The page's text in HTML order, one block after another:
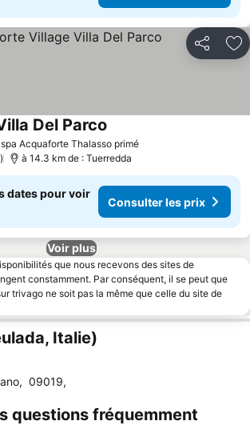
Partager
Acquaforte Thalasso primé
Del Parco
à 14.3 km de : Tuerredda
dates pour voir
Consulter les prix
Voir plus
que nous recevons des sites de
constamment. Par conséquent, il se peut que
trivago ne soit pas la même que celle du site de
Italie)
, 09019,
questions fréquemment